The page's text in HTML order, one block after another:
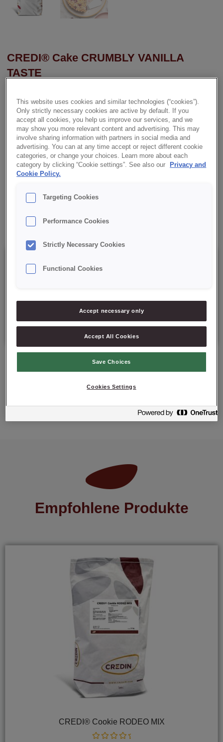
CREDI® Cake CRUMBLY VANILLA
TASTE
Backmischung für halbmürben Teig mit Streuselstruktur. Sie
überzeugt durch eine natürliche Farbe und feinen
Vanillegeschmack. Ideal als Basis für Apfelkuchen,
Käsekuchen, Mohnkuchen, Tartes und Obstkuchen.
✔ Einfache Zubereitung
✔ Vielseitig verwendbar
Details
Mindesthaltbarkeitsdatum: 12 Monate ab Herstellungsdatum.
PRODUKT ANFRAGEN
Empfohlene Produkte
CREDI® Cookie RODEO MIX
This website uses cookies and similar technologies (“cookies”).
Only strictly necessary cookies are active by default. If you
accept all cookies, you help us improve our services, and we
may show you more relevant content and advertising. This may
involve sharing information with partners in social media and
advertising. You can at any time accept or reject different cookie
categories, or change your choices. Learn more about each
category by clicking “Cookie settings”. See also our
Privacy and
Cookie Policy.
Targeting Cookies
Performance Cookies
Strictly Necessary Cookies
Functional Cookies
Accept necessary only
Accept All Cookies
Save Choices
Cookies Settings